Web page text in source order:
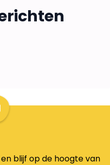
staan doe je
In gesprek
blijf op de hoogte van